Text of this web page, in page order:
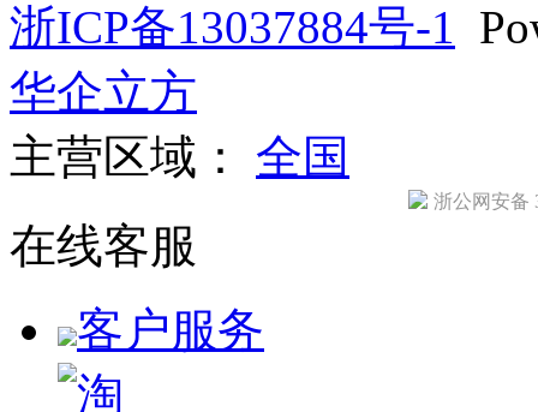
浙ICP备13037884号-1
华企立方
主营区域： 全国
浙公网安备
在线客服
客户服务